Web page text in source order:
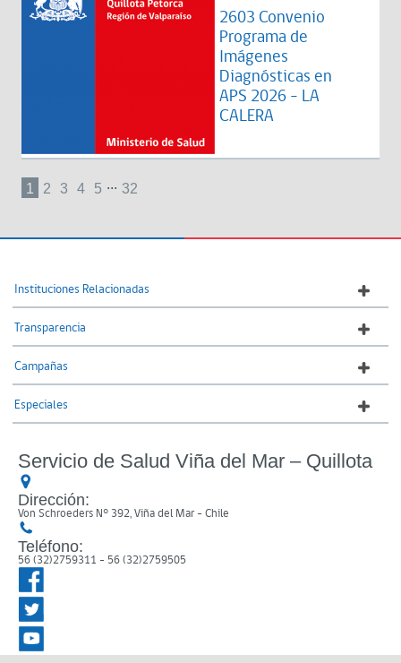
2603 Convenio
Programa de
Imágenes
Diagnósticas en
APS 2026 - LA
CALERA
1 2 3 4 5 ... 32
Instituciones Relacionadas
Transparencia
Campañas
Especiales
Servicio de Salud Viña del Mar – Quillota
Dirección:
Von Schroeders N° 392, Viña del Mar - Chile
Teléfono:
56 (32)2759311 - 56 (32)2759505